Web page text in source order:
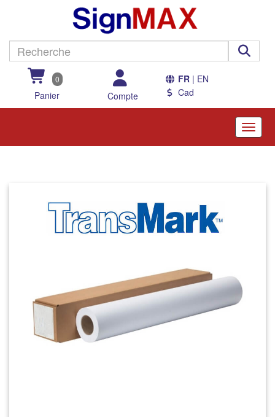
0
Panier Compte
FR| EN
Cad
Toggle